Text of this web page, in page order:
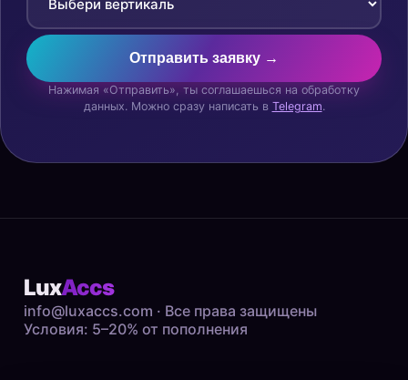
Отправить заявку →
Нажимая «Отправить», ты соглашаешься на обработку
данных. Можно сразу написать в Telegram.
LuxAccs
info@luxaccs.com · Все права защищены
Условия: 5–20% от пополнения